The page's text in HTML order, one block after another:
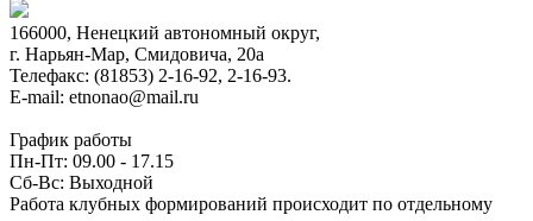
166000, Ненецкий автономный округ,
г. Нарьян-Мар, Смидовича, 20а
Телефакс: (81853) 2-16-92, 2-16-93.
E-mail: etnonao@mail.ru
График работы
Пн-Пт: 09.00 - 17.15
Сб-Вс: Выходной
Работа клубных формирований происходит по отдельному